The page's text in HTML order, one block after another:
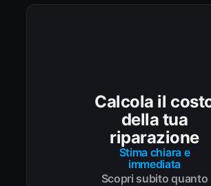
Calcola il
della tua
riparazione
Stima chiara e
immediata
Scopri subito quanto